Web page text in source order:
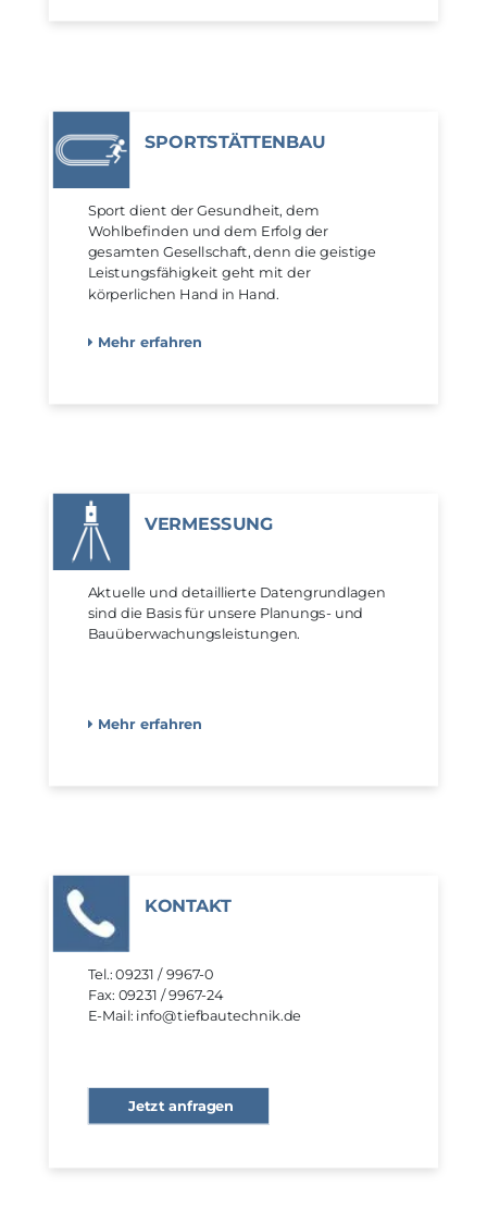
SPORTSTÄTTEN­BAU
Sport dient der Gesundheit, dem
Wohlbefinden und dem Erfolg der
gesamten Gesellschaft, denn die geistige
Leistungsfähigkeit geht mit der
körperlichen Hand in Hand.
Mehr erfahren
VERMESSUNG
Aktuelle und detaillierte Datengrundlagen
sind die Basis für unsere Planungs- und
Bauüberwachungs­leistungen.
Mehr erfahren
KONTAKT
Tel.: 09231 / 9967-0
Fax: 09231 / 9967-24
E-Mail: info@tiefbautechnik.de
Jetzt anfragen